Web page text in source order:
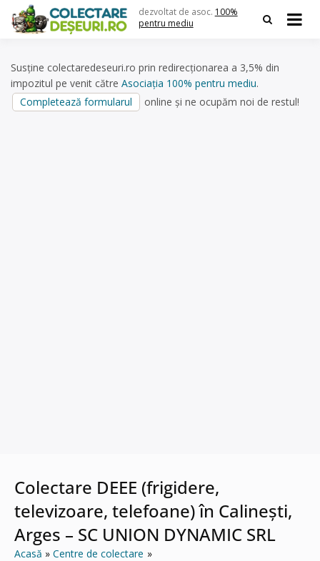
content
dezvoltat de asoc. 100%
pentru mediu
Susține colectaredeseuri.ro prin redirecționarea a 3,5% din
impozitul pe venit către Asociația 100% pentru mediu.
Completează formularul
online și ne ocupăm noi de restul!
Colectare DEEE (frigidere,
televizoare, telefoane) în Calinești,
Arges – SC UNION DYNAMIC SRL
Acasă
Centre de colectare